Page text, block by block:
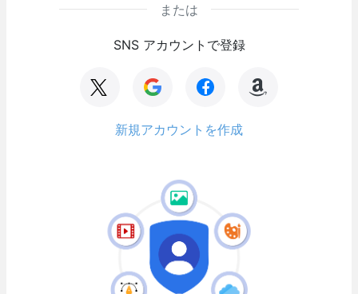
または
SNS アカウントで登録
新規アカウントを作成